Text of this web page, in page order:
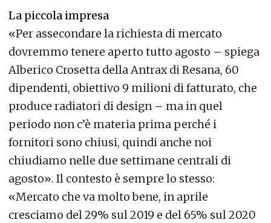
La piccola impresa
«Per assecondare la richiesta di mercato
dovremmo tenere aperto tutto agosto – spiega
Alberico Crosetta della Antrax di Resana, 60
dipendenti, obiettivo 9 milioni di fatturato, che
produce radiatori di design – ma in quel
periodo non c’è materia prima perché i
fornitori sono chiusi, quindi anche noi
chiudiamo nelle due settimane centrali di
agosto». Il contesto è sempre lo stesso:
«Mercato che va molto bene, in aprile
cresciamo del 29% sul 2019 e del 65% sul 2020